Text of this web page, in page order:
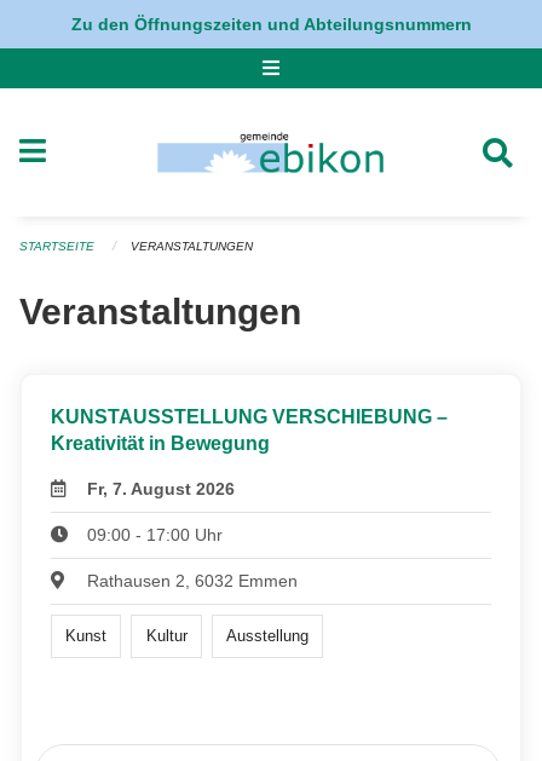
Navigation überspringen
Zu den Öffnungszeiten und Abteilungsnummern
STARTSEITE VERANSTALTUNGEN
Veranstaltungen
KUNSTAUSSTELLUNG VERSCHIEBUNG –
Kreativität in Bewegung
Fr, 7. August 2026
09:00 - 17:00 Uhr
Rathausen 2, 6032 Emmen
Kunst Kultur Ausstellung